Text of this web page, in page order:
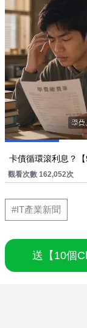
卡債循環滾利息？
觀看次數 162,052次
#IT產業新聞
送【10個